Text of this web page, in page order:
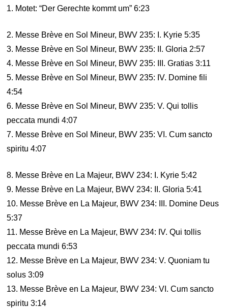
1. Motet: “Der Gerechte kommt um” 6:23
2. Messe Brève en Sol Mineur, BWV 235: I. Kyrie 5:35
3. Messe Brève en Sol Mineur, BWV 235: II. Gloria 2:57
4. Messe Brève en Sol Mineur, BWV 235: III. Gratias 3:11
5. Messe Brève en Sol Mineur, BWV 235: IV. Domine fili
4:54
6. Messe Brève en Sol Mineur, BWV 235: V. Qui tollis
peccata mundi 4:07
7. Messe Brève en Sol Mineur, BWV 235: VI. Cum sancto
spiritu 4:07
8. Messe Brève en La Majeur, BWV 234: I. Kyrie 5:42
9. Messe Brève en La Majeur, BWV 234: II. Gloria 5:41
10. Messe Brève en La Majeur, BWV 234: III. Domine Deus
5:37
11. Messe Brève en La Majeur, BWV 234: IV. Qui tollis
peccata mundi 6:53
12. Messe Brève en La Majeur, BWV 234: V. Quoniam tu
solus 3:09
13. Messe Brève en La Majeur, BWV 234: VI. Cum sancto
spiritu 3:14